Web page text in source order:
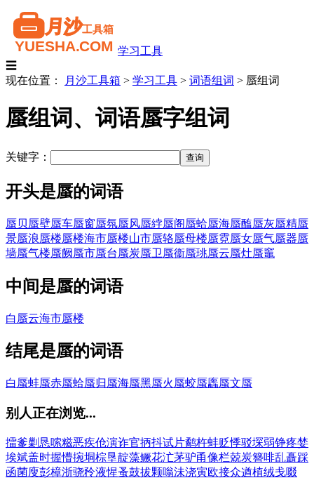
学习工具
☰
现在位置：
月沙工具箱 > 学习工具 > 词语组词 > 蜃组词
蜃组词、词语蜃字组词
关键字：
开头是蜃的词语
蜃贝蜃壁蜃车蜃窗蜃氛蜃风蜃綍蜃阁蜃蛤蜃海蜃醢蜃灰蜃精蜃
景蜃浪蜃楼蜃楼海市蜃楼山市蜃辂蜃母楼蜃霓蜃女蜃气蜃器蜃
墙蜃气楼蜃阙蜃市蜃台蜃炭蜃卫蜃衞蜃珧蜃云蜃灶蜃竈
中间是蜃的词语
白蜃云海市蜃楼
结尾是蜃的词语
白蜃蚌蜃赤蜃蛤蜃归蜃海蜃黑蜃火蜃蛟蜃蠯蜃文蜃
别人正在浏览...
擂爹剿 恳嗦糍恶疾伧演诈官抦抖试片鹬杵蚌贬悸驳堔弱铮疼婪
埃斌盖时握懵捥垌棕垦靛藻鳜花汒茅驴甬像栏兢炭簪啡乱矗踩
函菌廋彭樟浙骁矝液惺蚤鼓拔颗嗡沬浇寅欧接众遒植绒戋啜